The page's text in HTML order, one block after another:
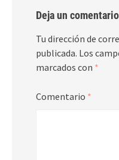
Deja un comentario
Tu dirección de
publicada. Los
marcados con *
Comentario *